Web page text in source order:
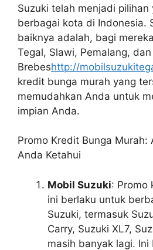
Suzuki telah menjadi pilihan
berbagai kota di Indonesia.
baiknya adalah, bagi
Tegal, Slawi, Pemalang, dan
Brebeshttp://
kredit bunga murah yang
memudahkan Anda untuk
impian Anda.
Promo Kredit Bunga Murah:
Anda Ketahui
Mobil Suzuki: Promo
ini berlaku untuk
Suzuki, termasuk
Carry, Suzuki XL7,
masih banyak lagi.